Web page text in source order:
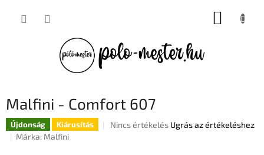
KOSÁR
Malfini - Comfort 607
Újdonság Kiárusítás
A
Nincs értékelés Ugrás az értékeléshez
Márka: Malfini